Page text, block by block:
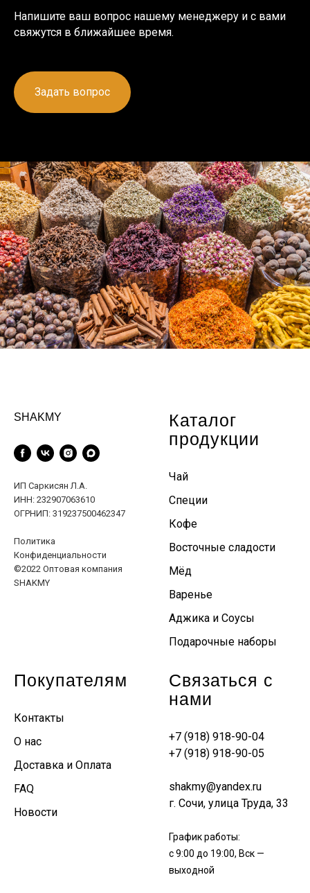
Напишите ваш вопрос нашему менеджеру и с вами
свяжутся в ближайшее время.
Задать вопрос
SHAKMY
ИП Саркисян Л.А.
ИНН: 232907063610
ОГРНИП: 319237500462347
Политика
Конфиденциальности
©2022 Оптовая компания
SHAKMY
Каталог
продукции
Чай
Специи
Кофе
Восточные сладости
Мёд
Варенье
Аджика и Соусы
Подарочные наборы
Покупателям
Контакты
О нас
Доставка и Оплата
FAQ
Новости
Связаться с
нами
+7 (918) 918-90-04
+7 (918) 918-90-05
shakmy@yandex.ru
г. Сочи, улица Труда, 33
График работы:
с 9:00 до 19:00, Вск —
выходной